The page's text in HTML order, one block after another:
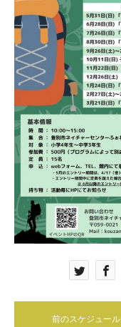
前のスケジュール